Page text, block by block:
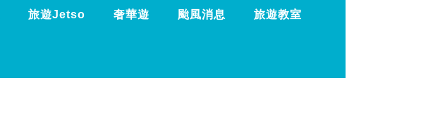
旅遊Jetso 奢華遊 颱風消息 旅遊教室